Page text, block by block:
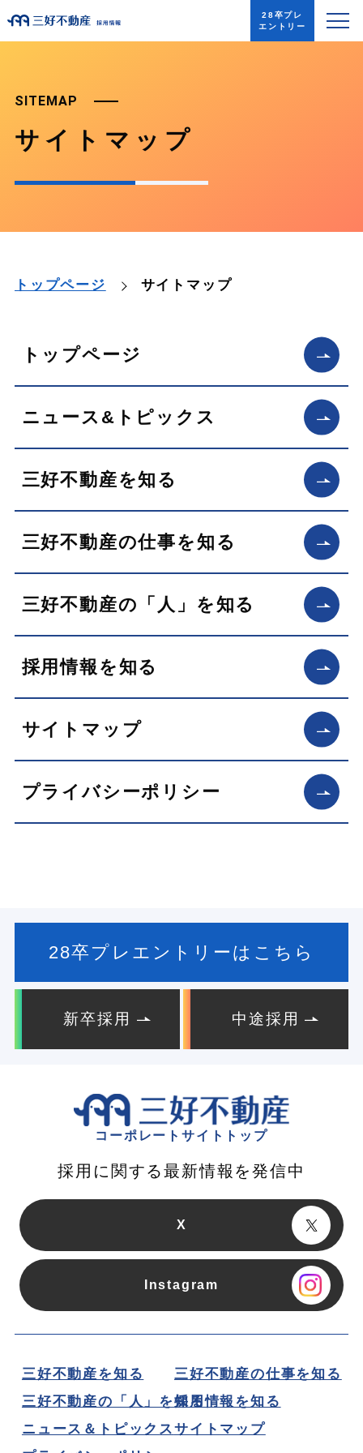
28卒プレ
エントリー
SITEMAP
サイトマップ
トップページ サイトマップ
トップページ
ニュース&トピックス
三好不動産を知る
三好不動産の仕事を知る
三好不動産の「人」を知る
採用情報を知る
サイトマップ
プライバシーポリシー
28卒プレエントリーはこちら
新卒採用 中途採用
コーポレートサイトトップ
採用に関する最新情報を発信中
X
Instagram
三好不動産を知る
三好不動産の仕事を知る
三好不動産の「人」を知る採用情報を知る
ニュース＆トピックスサイトマップ